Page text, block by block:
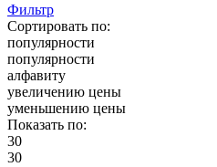
Фильтр
Сортировать по:
популярности
популярности
алфавиту
увеличению цены
уменьшению цены
Показать по:
30
30